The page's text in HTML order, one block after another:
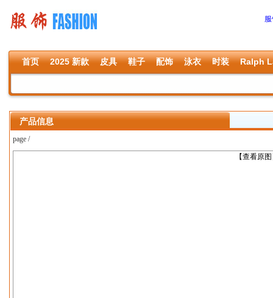
首页 2025 新款 皮具 鞋子 配饰 泳衣 时装 Ralph
产品信息
page /
【查看原
上一张